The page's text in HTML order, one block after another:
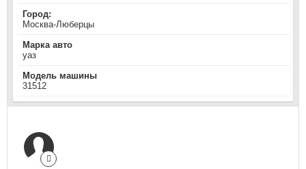
Город:
Москва-Люберцы
Марка авто
уаз
Модель машины
31512